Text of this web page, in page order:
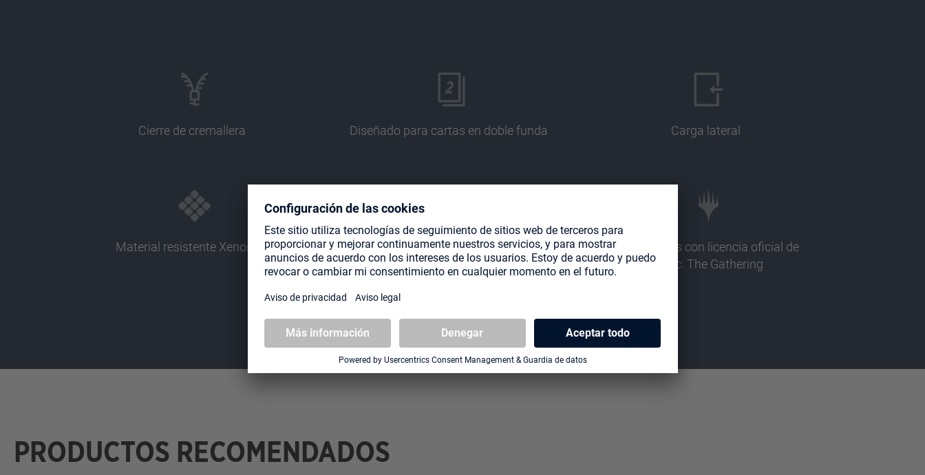
Cierre de cremallera Diseñado para cartas en doble funda Carga lateral
Material resistente Xenoskin Páginas sin ácido y PVC
Ilustraciones con licencia oficial de
Magic: The Gathering
PRODUCTOS RECOMENDADOS